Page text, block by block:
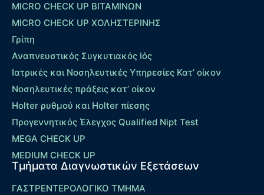
MICRO CHECK UP ΒΙΤΑΜΙΝΩΝ
MICRO CHECK UP ΧΟΛΗΣΤΕΡΙΝΗΣ
Γρίπη
Αναπνευστικός Συγκυτιακός Ιός
Ιατρικές και Νοσηλευτικές Υπηρεσίες Κατ’ οίκον
Νοσηλευτικές πράξεις κατ’ οίκον
Holter ρυθμού και Holter πίεσης
Προγεννητικός Έλεγχος Qualified Nipt Test
MEGA CHECK UP
MEDIUM CHECK UP
Τμήματα Διαγνωστικών Εξετάσεων
ΓΑΣΤΡΕΝΤΕΡΟΛΟΓΙΚΟ ΤΜΗΜΑ